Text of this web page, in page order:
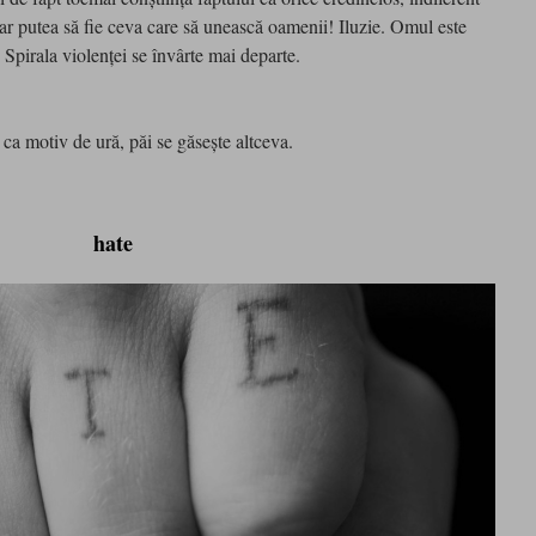
putea să fie ceva care să unească oamenii! Iluzie. Omul este
violenţei se învârte mai departe.
motiv de ură, păi se găseşte altceva.
hate